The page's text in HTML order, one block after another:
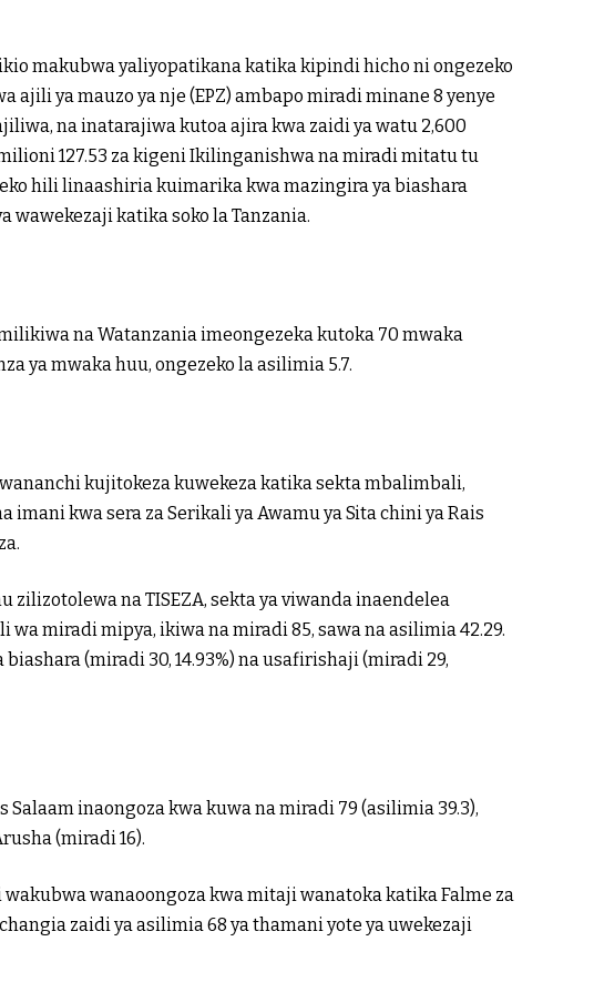
makubwa yaliyopatikana katika kipindi hicho ni ongezeko
ajili ya mauzo ya nje (EPZ) ambapo miradi minane 8 yenye
na inatarajiwa kutoa ajira kwa zaidi ya watu 2,600
127.53 za kigeni Ikilinganishwa na miradi mitatu tu
hili linaashiria kuimarika kwa mazingira ya biashara
wawekezaji katika soko la Tanzania.
na Watanzania imeongezeka kutoka 70 mwaka
ya mwaka huu, ongezeko la asilimia 5.7.
kujitokeza kuwekeza katika sekta mbalimbali,
imani kwa sera za Serikali ya Awamu ya Sita chini ya Rais
na TISEZA, sekta ya viwanda inaendelea
wa miradi mipya, ikiwa na miradi 85, sawa na asilimia 42.29.
(miradi 30, 14.93%) na usafirishaji (miradi 29,
Salaam inaongoza kwa kuwa na miradi 79 (asilimia 39.3),
(miradi 16).
wanaoongoza kwa mitaji wanatoka katika Falme za
zaidi ya asilimia 68 ya thamani yote ya uwekezaji